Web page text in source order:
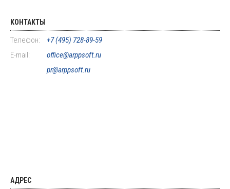
КОНТАКТЫ
Телефон:
+7 (495) 728-89-59
E-mail:
office@arppsoft.ru
pr@arppsoft.ru
АДРЕС